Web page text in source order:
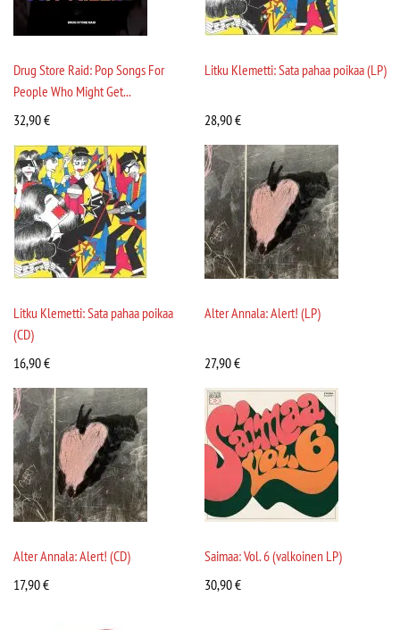
Drug Store Raid: Pop Songs For
People Who Might Get...
32,90€
Litku Klemetti: Sata pahaa poikaa (LP)
28,90€
Litku Klemetti: Sata pahaa poikaa
(CD)
16,90€
Alter Annala: Alert! (LP)
27,90€
Alter Annala: Alert! (CD)
17,90€
Saimaa: Vol. 6 (valkoinen LP)
30,90€